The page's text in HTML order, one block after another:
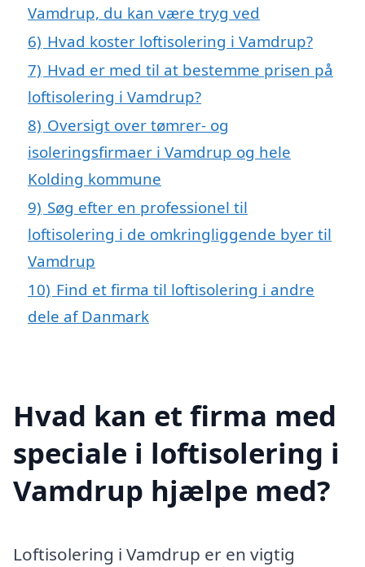
Vamdrup, du kan være tryg ved
6) Hvad koster loftisolering i Vamdrup?
7) Hvad er med til at bestemme prisen på
loftisolering i Vamdrup?
8) Oversigt over tømrer- og
isoleringsfirmaer i Vamdrup og hele
Kolding kommune
9) Søg efter en professionel til
loftisolering i de omkringliggende byer til
Vamdrup
10) Find et firma til loftisolering i andre
dele af Danmark
Hvad kan et firma med
speciale i loftisolering i
Vamdrup hjælpe med?
Loftisolering i Vamdrup er en vigtig